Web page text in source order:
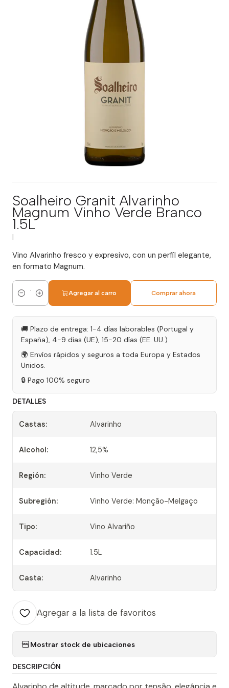
Soalheiro Granit Alvarinho
Magnum Vinho Verde Branco
1.5L
Vino Alvarinho fresco y expresivo, con un perfil elegante,
en formato Magnum.
Cantidad
Agregar al carro Comprar ahora
🚚 Plazo de entrega: 1-4 días laborables (Portugal y
España), 4-9 días (UE), 15-20 días (EE. UU.)
🌍 Envíos rápidos y seguros a toda Europa y Estados
Unidos.
🔒 Pago 100% seguro
DETALLES
Castas: Alvarinho
Alcohol: 12,5%
Región: Vinho Verde
Subregión: Vinho Verde: Monção-Melgaço
Tipo: Vino Alvariño
Capacidad: 1.5L
Casta: Alvarinho
Agregar a la lista de favoritos
Mostrar stock de ubicaciones
DESCRIPCIÓN